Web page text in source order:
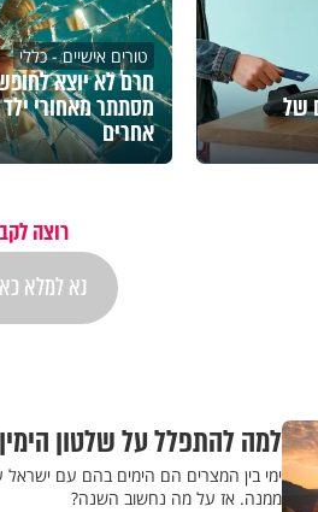
של
טורים אישיים - כללי
חרם לא יוצא
מסתתר מאחורי
אחרים
רוצה
למה להתפלל על שלטון
ימי בין המצרים הם הימים בהם עם ישראל
ממנה. אז על מה נחשוב השנה?